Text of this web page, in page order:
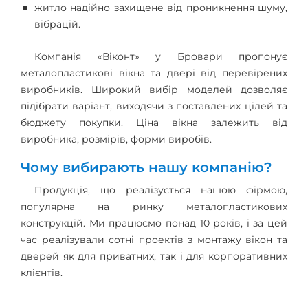
житло надійно захищене від проникнення шуму,
вібрацій.
Компанія «Віконт» у Бровари пропонує
металопластикові вікна та двері від перевірених
виробників. Широкий вибір моделей дозволяє
підібрати варіант, виходячи з поставлених цілей та
бюджету покупки. Ціна вікна залежить від
виробника, розмірів, форми виробів.
Чому вибирають нашу компанію?
Продукція, що реалізується нашою фірмою,
популярна на ринку металопластикових
конструкцій. Ми працюємо понад 10 років, і за цей
час реалізували сотні проектів з монтажу вікон та
дверей як для приватних, так і для корпоративних
клієнтів.